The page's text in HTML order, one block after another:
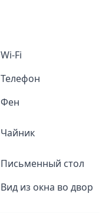
Wi-Fi
Телефон
Фен
Чайник
Письменный стол
Вид из окна во двор